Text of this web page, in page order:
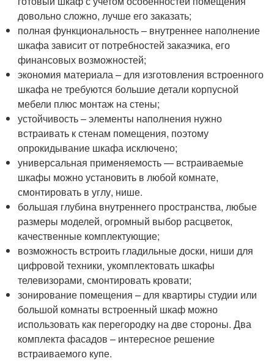
довольно сложно, лучше его заказать;
полная функциональность – внутреннее наполнение
шкафа зависит от потребностей заказчика, его
финансовых возможностей;
экономия материала – для изготовления встроенного
шкафа не требуются большие детали корпусной
мебели плюс монтаж на стены;
устойчивость – элементы наполнения нужно
встраивать к стенам помещения, поэтому
опрокидывание шкафа исключено;
универсальная применяемость — встраиваемые
шкафы можно установить в любой комнате,
смонтировать в углу, нише.
большая глубина внутреннего пространства, любые
размеры моделей, огромный выбор расцветок,
качественные комплектующие;
возможность встроить гладильные доски, ниши для
цифровой техники, укомплектовать шкафы
телевизорами, смонтировать кровати;
зонирование помещения – для квартиры студии или
большой комнаты встроенный шкаф можно
использовать как перегородку на две стороны. Два
комплекта фасадов – интересное решение
встраиваемого купе.